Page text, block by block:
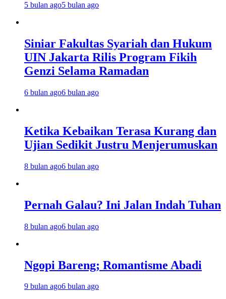
5 bulan ago5 bulan ago
Siniar Fakultas Syariah dan Hukum
UIN Jakarta Rilis Program Fikih
Genzi Selama Ramadan
6 bulan ago6 bulan ago
Ketika Kebaikan Terasa Kurang dan
Ujian Sedikit Justru Menjerumuskan
8 bulan ago6 bulan ago
Pernah Galau? Ini Jalan Indah Tuhan
8 bulan ago6 bulan ago
Ngopi Bareng; Romantisme Abadi
9 bulan ago6 bulan ago